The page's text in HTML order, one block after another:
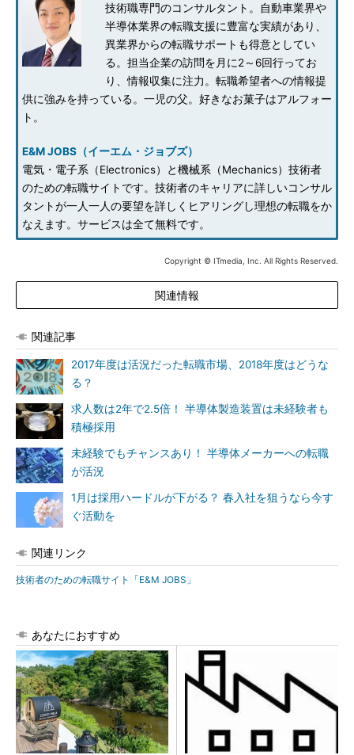
技術職専門のコンサルタント。自動車業界や
半導体業界の転職支援に豊富な実績があり、
異業界からの転職サポートも得意としてい
る。担当企業の訪問を月に2～6回行ってお
り、情報収集に注力。転職希望者への情報提
供に強みを持っている。一児の父。好きなお菓子はアルフォー
ト。
E&M JOBS（イーエム・ジョブズ）
電気・電子系（Electronics）と機械系（Mechanics）技術者
のための転職サイトです。技術者のキャリアに詳しいコンサル
タントが一人一人の要望を詳しくヒアリングし理想の転職をか
なえます。サービスは全て無料です。
Copyright © ITmedia, Inc. All Rights Reserved.
関連情報
関連記事
2017年度は活況だった転職市場、2018年度はどうな
る？
求人数は2年で2.5倍！ 半導体製造装置は未経験者も
積極採用
未経験でもチャンスあり！ 半導体メーカーへの転職
が活況
1月は採用ハードルが下がる？ 春入社を狙うなら今す
ぐ活動を
関連リンク
技術者のための転職サイト「E&M JOBS」
あなたにおすすめ